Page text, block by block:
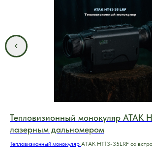
Тепловизионный монокуляр ATAK
лазерным дальномером
Тепловизионный монокуляр ATAK HT13-35LRF со